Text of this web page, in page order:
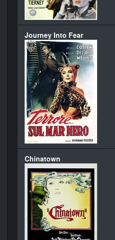
Journey Into Fear
Chinatown